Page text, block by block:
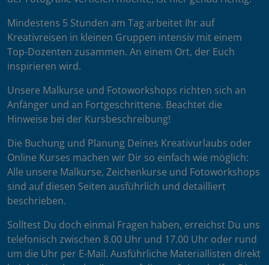
Mindestens 5 Stunden am Tag arbeitet Ihr auf
Kreativreisen in kleinen Gruppen intensiv mit einem
Top-Dozenten zusammen. An einem Ort, der Euch
inspirieren wird.
Unsere Malkurse und Fotoworkshops richten sich an
Anfänger und an Fortgeschrittene. Beachtet die
Hinweise bei der Kursbeschreibung!
Die Buchung und Planung Deines Kreativurlaubs oder
Online Kurses machen wir Dir so einfach wie möglich:
Alle unsere Malkurse, Zeichenkurse und Fotoworkshops
sind auf diesen Seiten ausführlich und detailliert
beschrieben.
Solltest Du doch einmal Fragen haben, erreichst Du uns
telefonisch zwischen 8.00 Uhr und 17.00 Uhr oder rund
um die Uhr per E-Mail. Ausführliche Materiallisten direkt